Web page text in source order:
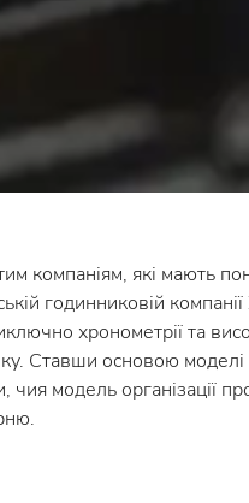
компаніям, які мають
годинниковій
хронометрії та
Ставши основою
модель організації